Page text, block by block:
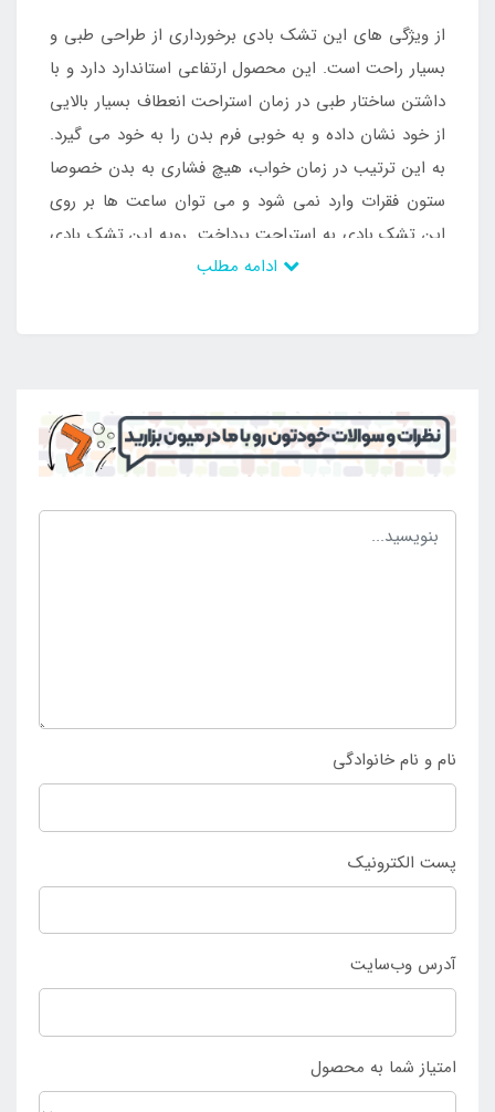
از ویژگی های این تشک بادی برخورداری از طراحی طبی و
بسیار راحت است. این محصول ارتفاعی استاندارد دارد و با
داشتن ساختار طبی در زمان استراحت انعطاف بسیار بالایی
از خود نشان داده و به خوبی فرم بدن را به خود می گیرد.
به این ترتیب در زمان خواب، هیچ فشاری به بدن خصوصا
ستون فقرات وارد نمی شود و می توان ساعت ها بر روی
این تشک بادی به استراحت پرداخت. رویه این تشک بادی
از مخمل پوشیده شده است که نرم و لطیف می باشد و ضد
صورت رعایت نکات نگه داری شما می توانید تا سال ها از
این محصول استفاده کنید بدون اینکه نیازی به خرید تشک
می باشد و در اغلب خودروها قابل راه اندازی است. بنابراین
مراجعه کرده و این محصول را سفارش دهید. هم چنین می
توانید با شماره های ما در تماس باشید.
نام و نام خانوادگی
پست الکترونیک
آدرس وب‌سایت
امتیاز شما به محصول